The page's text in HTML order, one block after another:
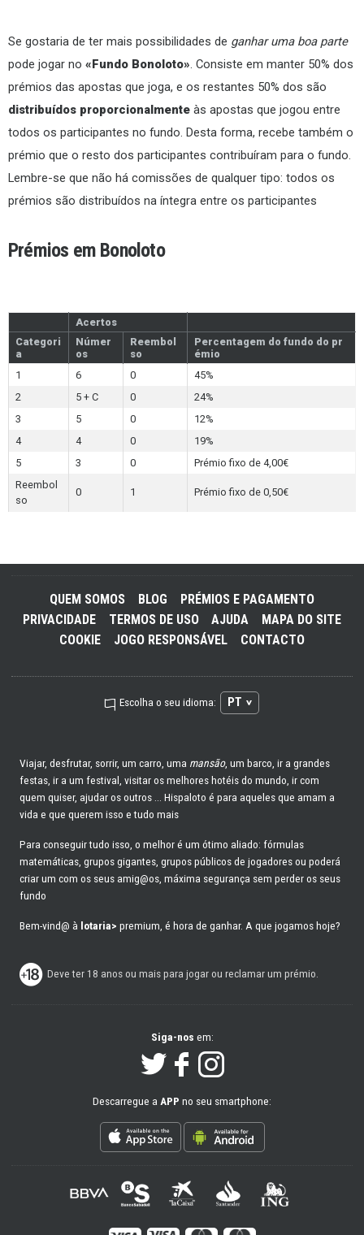
Se gostaria de ter mais possibilidades de ganhar uma boa parte
pode jogar no «Fundo Bonoloto». Consiste em manter 50% dos
prémios das apostas que joga, e os restantes 50% dos são
distribuídos proporcionalmente às apostas que jogou entre
todos os participantes no fundo. Desta forma, recebe também o
prémio que o resto dos participantes contribuíram para o fundo.
Lembre-se que não há comissões de qualquer tipo: todos os
prémios são distribuídos na íntegra entre os participantes
Prémios em Bonoloto
Acertos
Categori
a
Númer
os
Reembol
so
Percentagem do fundo do pr
émio
1
6 0
45%
2
5 + C 0
24%
3
5 0
12%
4
4 0
19%
5
3 0
Prémio fixo de 4,00€
Reembol
so
0 1 Prémio fixo de 0,50€
QUEM SOMOS BLOG
PRÉMIOS E PAGAMENTO
PRIVACIDADE
TERMOS DE USO AJUDA
MAPA DO SITE
COOKIE
JOGO RESPONSÁVEL CONTACTO
Escolha o seu idioma: PT
Viajar, desfrutar, sorrir, um carro, uma mansão, um barco, ir a grandes
festas, ir a um festival, visitar os melhores hotéis do mundo, ir com
quem quiser, ajudar os outros ... Hispaloto é para aqueles que amam a
vida e que querem isso e tudo mais
Para conseguir tudo isso, o melhor é um ótimo aliado: fórmulas
matemáticas, grupos gigantes, grupos públicos de jogadores ou poderá
criar um com os seus amig@os, máxima segurança sem perder os seus
fundo
Bem-vind@ à lotaria> premium, é hora de ganhar. A que jogamos hoje?
Deve ter 18 anos ou mais para jogar ou reclamar um prémio.
Siga-nos em:
Descarregue a APP no seu smartphone: